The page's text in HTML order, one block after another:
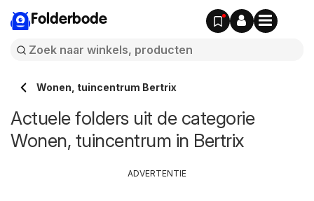
Folderbode
Wonen, tuincentrum Bertrix
Actuele folders uit de categorie
Wonen, tuincentrum in Bertrix
ADVERTENTIE